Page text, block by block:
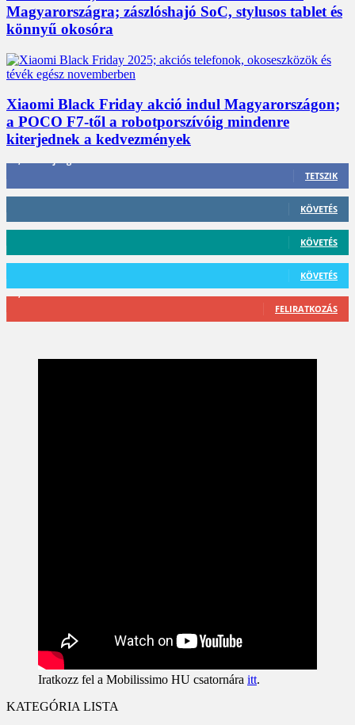
Magyarországra; zászlóshajó SoC, stylusos tablet és
könnyű okosóra
Xiaomi Black Friday akció indul Magyarországon;
a POCO F7-től a robotporszívóig mindenre
kiterjednek a kedvezmények
TETSZIK
KÖVETÉS
KÖVETÉS
KÖVETÉS
FELIRATKOZÁS
Iratkozz fel a Mobilissimo HU csatornára itt.
KATEGÓRIA LISTA